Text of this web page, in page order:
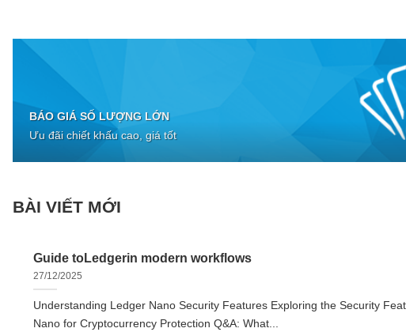
BÁO GIÁ SỐ LƯỢNG LỚN
Ưu đãi chiết khấu cao, giá tốt
BÀI VIẾT MỚI
Guide toLedgerin modern workflows
27/12/2025
Understanding Ledger Nano Security Features Exploring the Security
Nano for Cryptocurrency Protection Q&A: What...